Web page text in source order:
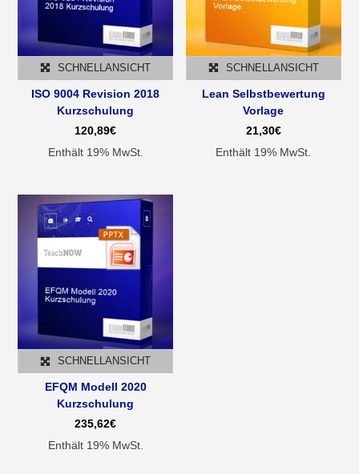
SCHNELLANSICHT
ISO 9004 Revision 2018
Kurzschulung
120,89€
Enthält 19% MwSt.
SCHNELLANSICHT
Lean Selbstbewertung
Vorlage
21,30€
Enthält 19% MwSt.
SCHNELLANSICHT
EFQM Modell 2020
Kurzschulung
235,62€
Enthält 19% MwSt.